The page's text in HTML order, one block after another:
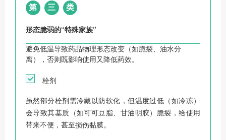
第 三 类
形态脆弱的“特殊家族”
避免低温导致药品物理形态改变（如脆裂、油水分
离），否则既影响使用又降低药效。
栓剂
虽然部分栓剂需冷藏以防软化，但温度过低（如冷冻）
会导致其基质（如可可豆脂、甘油明胶）脆裂，给使用
带来不便，甚至损伤黏膜。